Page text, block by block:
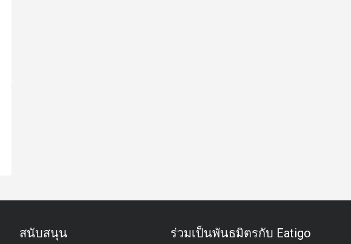
สนับสนุน ร่วมเป็นพันธมิตรกับ Eatigo